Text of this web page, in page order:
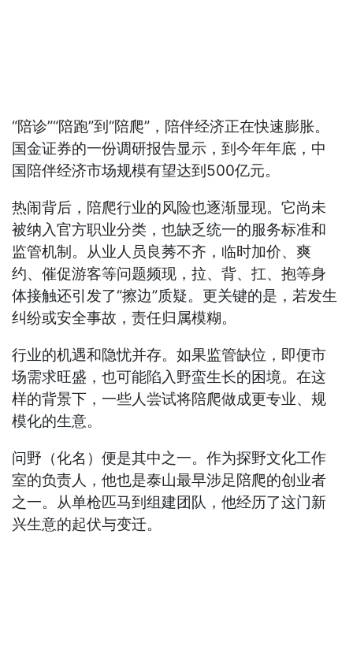
“陪诊”“陪跑”到“陪爬”，陪伴经济正在快速膨胀。
国金证券的一份调研报告显示，到今年年底，中
国陪伴经济市场规模有望达到500亿元。
热闹背后，陪爬行业的风险也逐渐显现。它尚未
被纳入官方职业分类，也缺乏统一的服务标准和
监管机制。从业人员良莠不齐，临时加价、爽
约、催促游客等问题频现，拉、背、扛、抱等身
体接触还引发了“擦边”质疑。更关键的是，若发生
纠纷或安全事故，责任归属模糊。
行业的机遇和隐忧并存。如果监管缺位，即便市
场需求旺盛，也可能陷入野蛮生长的困境。在这
样的背景下，一些人尝试将陪爬做成更专业、规
模化的生意。
问野（化名）便是其中之一。作为探野文化工作
室的负责人，他也是泰山最早涉足陪爬的创业者
之一。从单枪匹马到组建团队，他经历了这门新
兴生意的起伏与变迁。